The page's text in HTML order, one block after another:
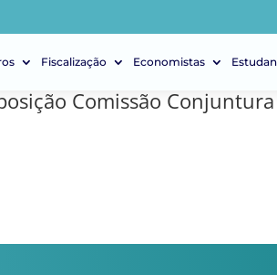
Fiscalização Economistas
Comissão